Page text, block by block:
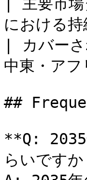
における
| カバー
中東・ア
##
**Q: 2035
らいです